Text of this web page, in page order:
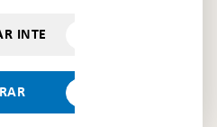
INTE